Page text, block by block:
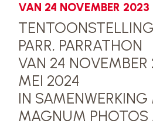
VAN 24 NOVEMBER
PARR, PARRATHON
VAN 24
MEI 2024
IN
MAGNUM PHOTOS